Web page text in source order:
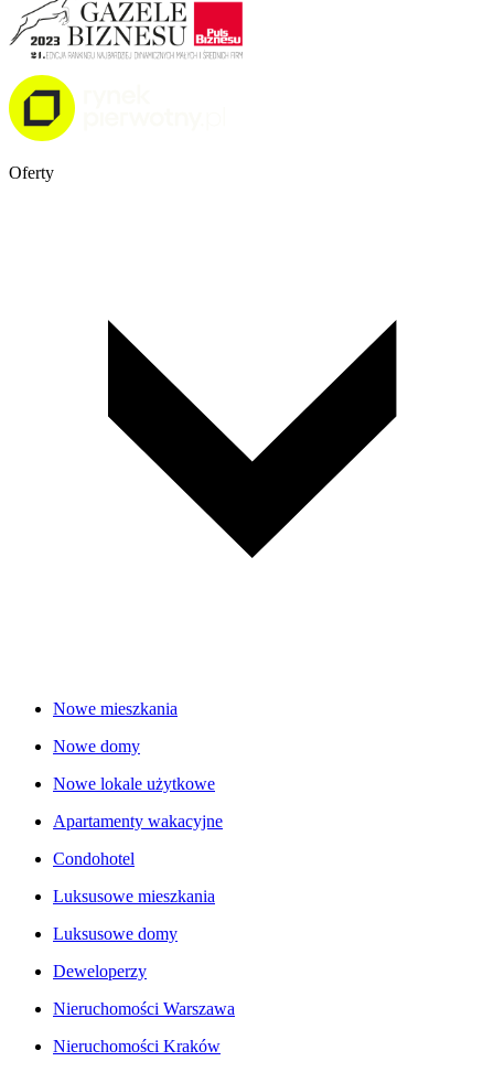
Oferty
Nowe mieszkania
Nowe domy
Nowe lokale użytkowe
Apartamenty wakacyjne
Condohotel
Luksusowe mieszkania
Luksusowe domy
Deweloperzy
Nieruchomości Warszawa
Nieruchomości Kraków